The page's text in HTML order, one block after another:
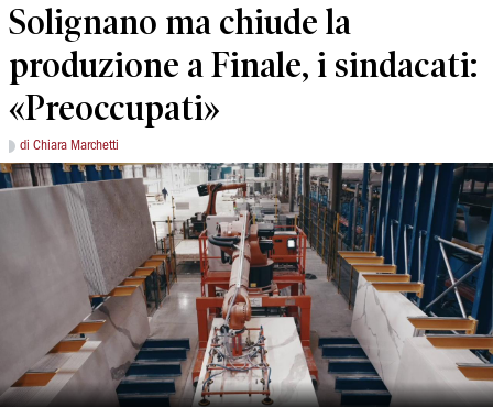
Solignano ma chiude la
produzione a Finale, i sindacati:
«Preoccupati»
di Chiara Marchetti